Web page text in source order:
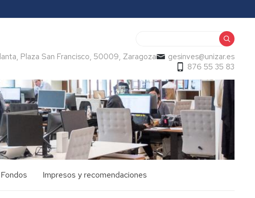
Plaza San Francisco, 50009, Zaragoza
gesinves@unizar.es
876 55 35 83
Impresos y recomendaciones